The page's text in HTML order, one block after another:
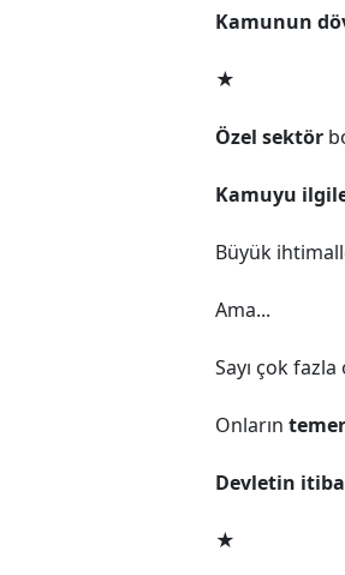
Kamunun
★
Özel sektör
Kamuyu
Büyük
Ama...
Sayı çok
Onların
Devletin
★